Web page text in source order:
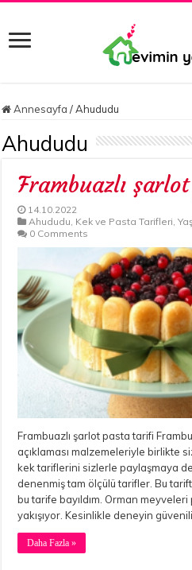
Annesayfa / Ahududu
Ahududu
Frambuazlı
14.10.2022
Ahududu, Kek ve Pasta Tarifleri,
0 Comments
Frambuazlı şarlot pasta tarifi
açıklaması malzemeleriyle birlikte
kek tariflerini sizlerle paylaşmaya
denenmiş tam ölçülü tarifler. Bu
bu tarife bayıldım. Orman
yakışıyor. Kesinlikle deneyin
Daha Fazla »